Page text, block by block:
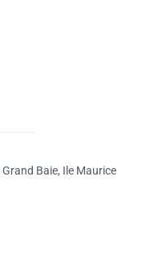
Baie, Ile Maurice